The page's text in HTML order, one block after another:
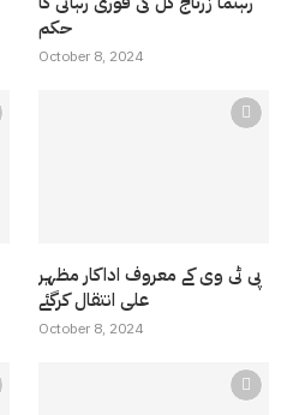
حکم
October 8, 2024
پی ٹی وی کے معروف اداکار مظہر
علی انتقال کرگئے
October 8, 2024